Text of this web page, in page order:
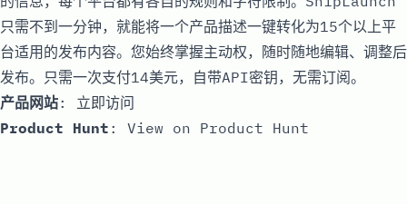
只需不到一分钟，就能将一个产品描述一键转化为15个以上平
台适用的发布内容。您始终掌握主动权，随时随地编辑、调整后
发布。只需一次支付14美元，自带API密钥，无需订阅。
产品网站: 立即访问
Product Hunt : View on Product Hunt